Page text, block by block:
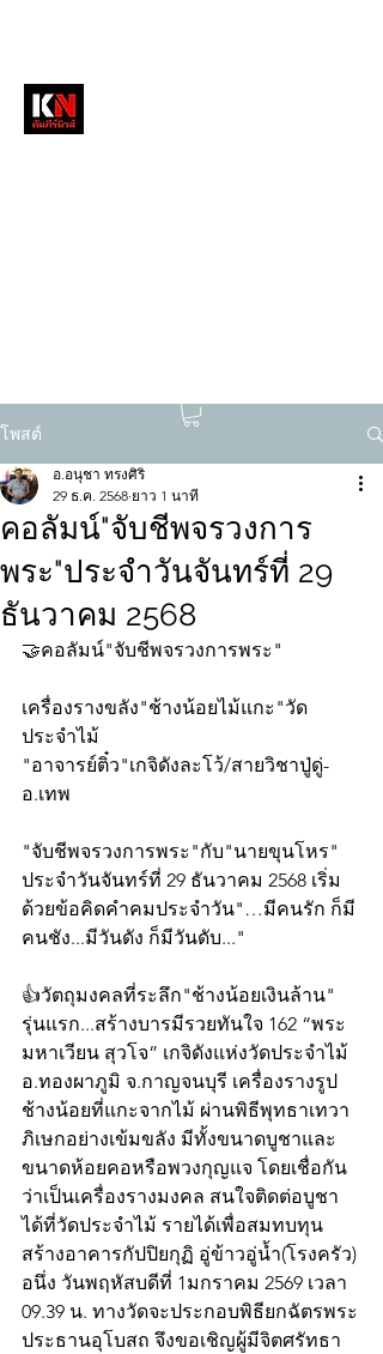
โพสต์
คอลัมน์"จับชีพจรวงการ
พระ"ประจำวันจันทร์ที่ 29
ธันวาคม 2568
อ.อนุชา ทรงศิริ
29 ธ.ค. 2568 ยาว 1 นาที
🤝คอลัมน์"จับชีพจรวงการพระ"
เครื่องรางขลัง"ช้างน้อยไม้แกะ"วัด
ประจำไม้
"อาจารย์ติ๋ว"เกจิดังละโว้/สายวิชาปู่ดู่-
อ.เทพ
"จับชีพจรวงการพระ"กับ"นายขุนโหร"
ประจำวันจันทร์ที่ 29 ธันวาคม 2568 เริ่ม
ด้วยข้อคิดคำคมประจำวัน"…มีคนรัก ก็มี
คนชัง...มีวันดัง ก็มีวันดับ..."
👍วัตถุมงคลที่ระลึก"ช้างน้อยเงินล้าน"
รุ่นแรก​...สร้างบารมีรวยทันใจ 162 “พระ
มหาเวียน สุวโจ” เกจิดังแห่งวัดประจำไม้
อ.ทองผาภูมิ จ.กาญจนบุรี เครื่องรางรูป
ช้างน้อยที่แกะจากไม้ ผ่านพิธีพุทธาเทวา
ภิเษกอย่างเข้มขลัง มีทั้งขนาดบูชาและ
ขนาดห้อยคอหรือพวงกุญแจ โดยเชื่อกัน
ว่าเป็นเครื่องรางมงคล สนใจติดต่อบูชา
ได้ที่วัดประจำไม้ รายได้เพื่อสมทบทุน
สร้างอาคารกัปปิยกุฏิ อู่ข้าวอู่น้ำ(โรงครัว)
อนึ่ง วันพฤหัสบดีที่ 1มกราคม 2569 เวลา​
09.39​ น. ทางวัดจะประกอบพิธียกฉัตรพระ
ประธานอุโบสถ จึงขอเชิญผู้มีจิตศรัทธา